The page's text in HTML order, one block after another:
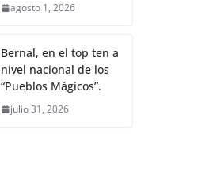
agosto 1, 2026
Bernal, en el top ten a
nivel nacional de los
“Pueblos Mágicos”.
julio 31, 2026